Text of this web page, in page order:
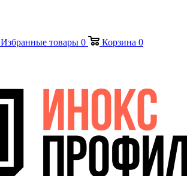
Избранные товары 0 Корзина 0